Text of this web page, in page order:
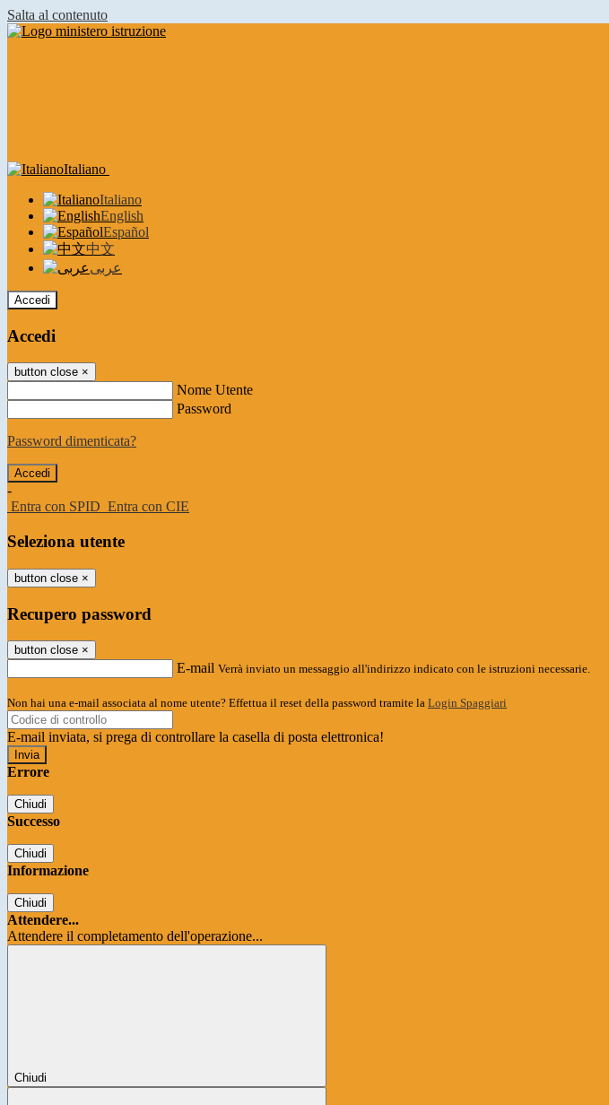
Salta al contenuto
Italiano
Italiano
English
Español
中文
عربى
Accedi
Accedi
button close ×
Nome Utente
Password
Password dimenticata?
-
Entra con SPID Entra con CIE
Seleziona utente
button close ×
Recupero password
button close ×
E-mail Verrà inviato un messaggio all'indirizzo indicato con le istruzioni necessarie.
Non hai una e-mail associata al nome utente? Effettua il reset della password tramite la Login Spaggiari
E-mail inviata, si prega di controllare la casella di posta elettronica!
Errore
Chiudi
Successo
Chiudi
Informazione
Chiudi
Attendere...
Attendere il completamento dell'operazione...
Chiudi